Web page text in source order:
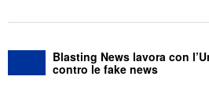
Blasting News lavora con
contro le fake news